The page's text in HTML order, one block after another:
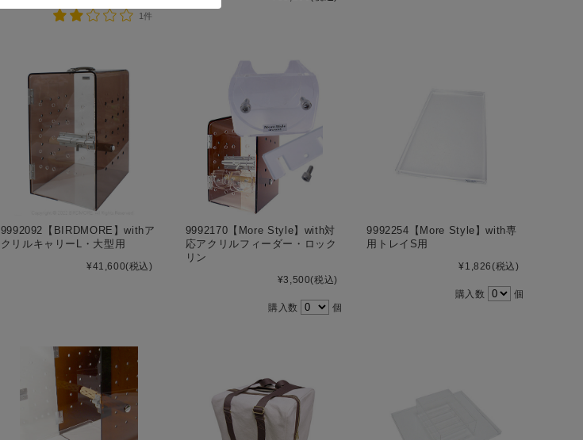
1件
9992092【BIRDMORE】withア
クリルキャリーL・大型用
¥41,600(税込)
9992170【More Style】with対
応アクリルフィーダー・ロック
リン
¥3,500(税込)
購入数 個
9992254【More Style】with専
用トレイS用
¥1,826(税込)
購入数 個